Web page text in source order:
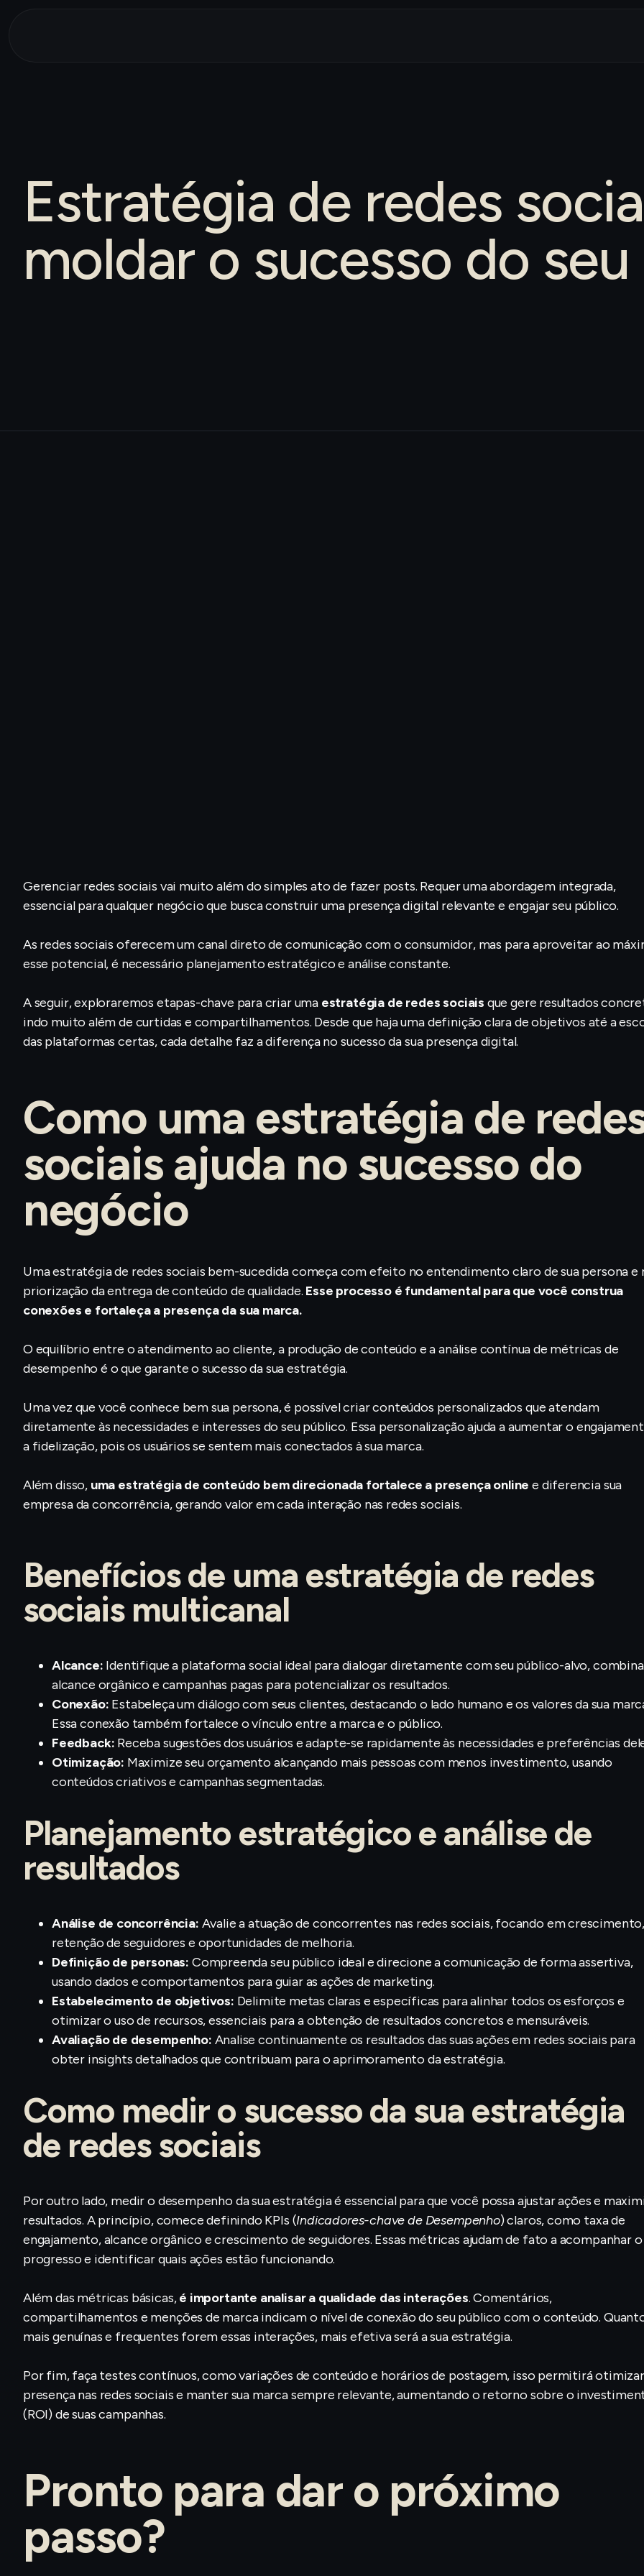
Estratégia de redes
moldar o sucesso do
Gerenciar redes sociais vai muito além do simples ato de fazer posts. Requer uma abordagem integrada,
essencial para qualquer negócio que busca construir uma presença digital relevante e engajar seu público.
As redes sociais oferecem um canal direto de comunicação com o consumidor, mas para aproveitar ao
esse potencial, é necessário planejamento estratégico e análise constante.
A seguir, exploraremos etapas-chave para criar uma estratégia de redes sociais que gere resultados
indo muito além de curtidas e compartilhamentos. Desde que haja uma definição clara de objetivos até a
das plataformas certas, cada detalhe faz a diferença no sucesso da sua presença digital.
Como uma estratégia de
sociais ajuda no sucesso do
negócio
Uma estratégia de redes sociais bem-sucedida começa com efeito no entendimento claro de sua persona e
priorização da entrega de conteúdo de qualidade. Esse processo é fundamental para que você construa
conexões e fortaleça a presença da sua marca.
O equilíbrio entre o atendimento ao cliente, a produção de conteúdo e a análise contínua de métricas de
desempenho é o que garante o sucesso da sua estratégia.
Uma vez que você conhece bem sua persona, é possível criar conteúdos personalizados que atendam
diretamente às necessidades e interesses do seu público. Essa personalização ajuda a aumentar o
a fidelização, pois os usuários se sentem mais conectados à sua marca.
Além disso, uma estratégia de conteúdo bem direcionada fortalece a presença online e diferencia sua
empresa da concorrência, gerando valor em cada interação nas redes sociais.
Benefícios de uma estratégia de redes
sociais multicanal
Alcance: Identifique a plataforma social ideal para dialogar diretamente com seu público-alvo,
alcance orgânico e campanhas pagas para potencializar os resultados.
Conexão: Estabeleça um diálogo com seus clientes, destacando o lado humano e os valores da sua
Essa conexão também fortalece o vínculo entre a marca e o público.
Feedback: Receba sugestões dos usuários e adapte-se rapidamente às necessidades e preferências
Otimização: Maximize seu orçamento alcançando mais pessoas com menos investimento, usando
conteúdos criativos e campanhas segmentadas.
Planejamento estratégico e análise de
resultados
Análise de concorrência: Avalie a atuação de concorrentes nas redes sociais, focando em
retenção de seguidores e oportunidades de melhoria.
Definição de personas: Compreenda seu público ideal e direcione a comunicação de forma assertiva,
usando dados e comportamentos para guiar as ações de marketing.
Estabelecimento de objetivos: Delimite metas claras e específicas para alinhar todos os esforços e
otimizar o uso de recursos, essenciais para a obtenção de resultados concretos e mensuráveis.
Avaliação de desempenho: Analise continuamente os resultados das suas ações em redes sociais para
obter insights detalhados que contribuam para o aprimoramento da estratégia.
Como medir o sucesso da sua estratégia
de redes sociais
Por outro lado, medir o desempenho da sua estratégia é essencial para que você possa ajustar ações e
resultados. A princípio, comece definindo KPIs (Indicadores-chave de Desempenho) claros, como taxa de
engajamento, alcance orgânico e crescimento de seguidores. Essas métricas ajudam de fato a acompanhar o
progresso e identificar quais ações estão funcionando.
Além das métricas básicas,é importante analisar a qualidade das interações. Comentários,
compartilhamentos e menções de marca indicam o nível de conexão do seu público com o conteúdo.
mais genuínas e frequentes forem essas interações, mais efetiva será a sua estratégia.
Por fim, faça testes contínuos, como variações de conteúdo e horários de postagem, isso permitirá
presença nas redes sociais e manter sua marca sempre relevante, aumentando o retorno sobre o
(ROI) de suas campanhas.
Pronto para dar o próximo
passo?